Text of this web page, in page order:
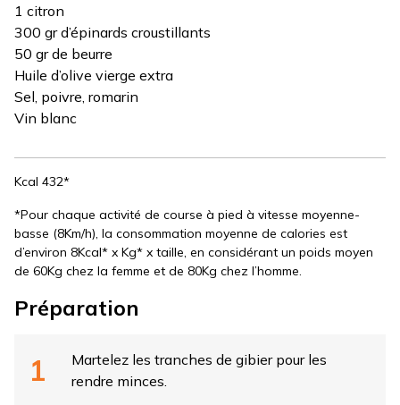
1 citron
300 gr d’épinards croustillants
50 gr de beurre
Huile d’olive vierge extra
Sel, poivre, romarin
Vin blanc
Kcal 432*
*Pour chaque activité de course à pied à vitesse moyenne-
basse (8Km/h), la consommation moyenne de calories est
d’environ 8Kcal* x Kg* x taille, en considérant un poids moyen
de 60Kg chez la femme et de 80Kg chez l’homme.
Préparation
Martelez les tranches de gibier pour les
rendre minces.